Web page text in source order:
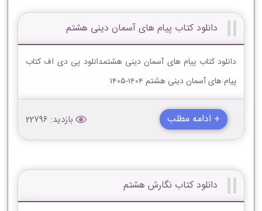
دانلود کتاب پیام های آسمان دینی هشتم
دانلود کتاب پیام های آسمان دینی هشتمدانلود پی دی اف کتاب
پیام های آسمان دینی هشتم 1404-1405
+ ادامه مطلب بازدید: 22796
دانلود کتاب نگارش هشتم